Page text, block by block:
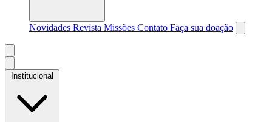
Novidades Revista Missões Contato Faça sua doação
Institucional